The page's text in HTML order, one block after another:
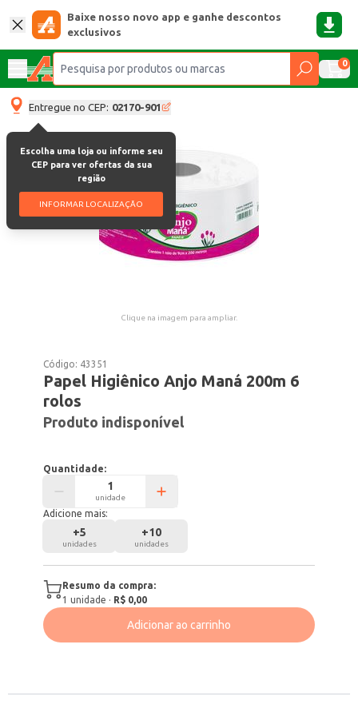
Baixe nosso novo app e ganhe descontos
exclusivos
0
Entregue no CEP: 02170-901
Escolha uma loja ou informe seu
CEP para ver ofertas da sua
região
INFORMAR LOCALIZAÇÃO
Clique na imagem para ampliar.
Código: 43351
Papel Higiênico Anjo Maná 200m 6
rolos
Produto indisponível
Quantidade:
unidade
Adicione mais:
+5
unidades
+10
unidades
Resumo da compra:
1 unidade · R$ 0,00
Adicionar ao carrinho